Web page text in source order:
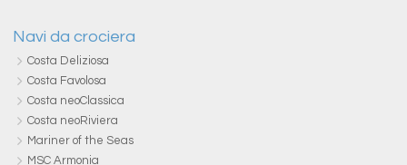
Navi da crociera
Costa Deliziosa
Costa Favolosa
Costa neoClassica
Costa neoRiviera
Mariner of the Seas
MSC Armonia